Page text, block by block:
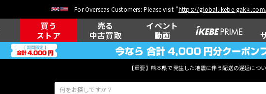
For Overseas Customers: Please visit "https://global.ikebe-
買う
ストア
売る
中古買取
イベント
動画
【重要】熊本県で発生した地震に伴う配送の遅延につ